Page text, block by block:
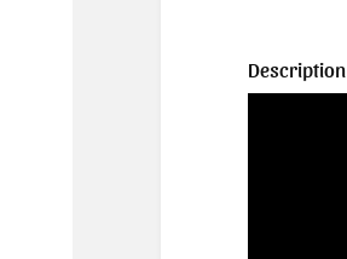
Description